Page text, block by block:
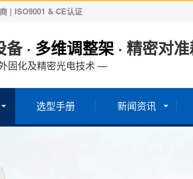
| ISO9001 & CE认证
· 多维调整架· 精密对
固化及精密光电技术 —
选型手册 新闻资讯